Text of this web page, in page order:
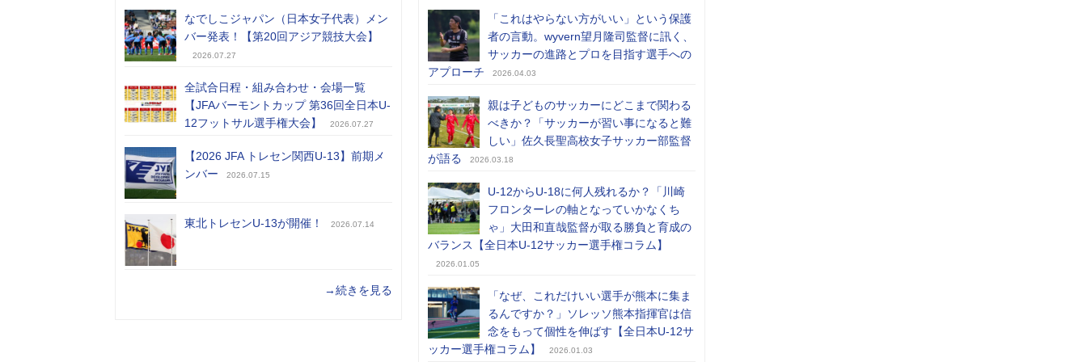
なでしこジャパン（日本女子代表）メン
バー発表！【第20回アジア競技大会】
2026.07.27
全試合日程・組み合わせ・会場一覧
【JFAバーモントカップ 第36回全日本U-
12フットサル選手権大会】
2026.07.27
【2026 JFA トレセン関西U-13】前期メ
ンバー
2026.07.15
東北トレセンU-13が開催！ 2026.07.14
→続きを見る
「これはやらない方がいい」という保護
者の言動。wyvern望月隆司監督に訊く、
サッカーの進路とプロを目指す選手への
アプローチ
2026.04.03
親は子どものサッカーにどこまで関わる
べきか？「サッカーが習い事になると難
しい」佐久長聖高校女子サッカー部監督
が語る
2026.03.18
U-12からU-18に何人残れるか？「川崎
フロンターレの軸となっていかなくち
ゃ」大田和直哉監督が取る勝負と育成の
バランス【全日本U-12サッカー選手権コラム】
2026.01.05
「なぜ、これだけいい選手が熊本に集ま
るんですか？」ソレッソ熊本指揮官は信
念をもって個性を伸ばす【全日本U-12サ
ッカー選手権コラム】
2026.01.03